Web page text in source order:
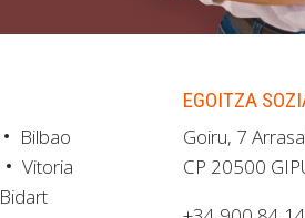
Bilbao
Vitoria
Bidart
EGOITZA
Goiru, 7
CP 20500